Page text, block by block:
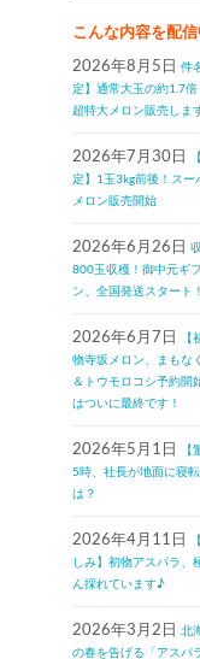
こんな内容を配
2026年8月5日 件
定】通常大玉の約1.7倍
超特大メロン販売しま
2026年7月30日
定】1玉3kg前後！スー
メロン販売開始
2026年6月26日
800玉収穫！御中元ギ
ン、全国発送スタート！
2026年6月7日
物寺坂メロン、まもな
＆トウモロコシ予約開
はついに最終です！
2026年5月1日
5時、社長が地面に寝
は？
2026年4月11日
しみ】初物アスパラ、
ん採れています♪
2026年3月2日 北
の春を告げる「アスパ